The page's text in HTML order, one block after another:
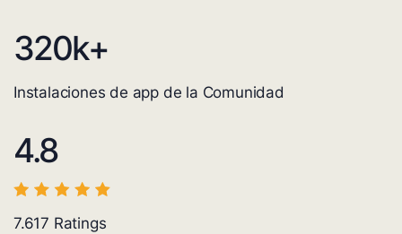
320k+
Instalaciones de app de la Comunidad
4.8
7.617 Ratings